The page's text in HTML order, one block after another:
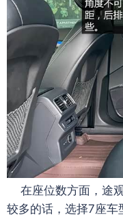
在座位数方面，途
较多的话，选择7座车